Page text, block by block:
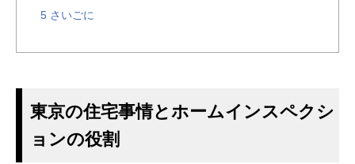
5 さいごに
東京の住宅事情とホームインスペクシ
ョンの役割